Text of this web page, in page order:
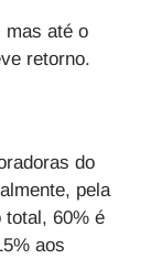
mas até o
retorno.
do
pela
total, 60% é
aos